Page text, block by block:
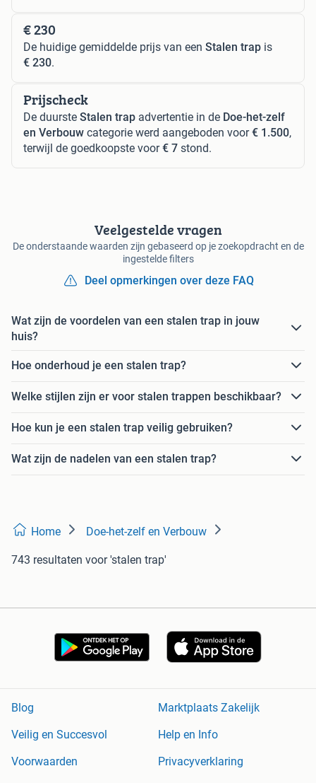
€ 230
De huidige gemiddelde prijs van een Stalen trap is
€ 230.
Prijscheck
De duurste Stalen trap advertentie in de Doe-het-zelf
en Verbouw categorie werd aangeboden voor€ 1.500,
terwijl de goedkoopste voor€ 7 stond.
Veelgestelde vragen
De onderstaande waarden zijn gebaseerd op je zoekopdracht en de
ingestelde filters
Deel opmerkingen over deze FAQ
Wat zijn de voordelen van een stalen trap in jouw
huis?
Hoe onderhoud je een stalen trap?
Welke stijlen zijn er voor stalen trappen beschikbaar?
Hoe kun je een stalen trap veilig gebruiken?
Wat zijn de nadelen van een stalen trap?
Home Doe-het-zelf en Verbouw
743 resultaten voor 'stalen trap'
Blog
Marktplaats Zakelijk
Veilig en Succesvol
Help en Info
Voorwaarden
Privacyverklaring